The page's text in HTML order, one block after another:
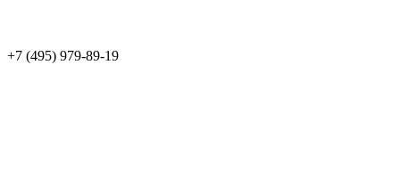
+7 (495) 979-89-19